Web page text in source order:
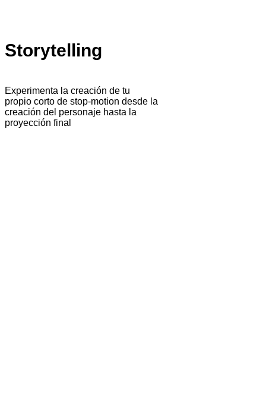
Storytelling
Experimenta la creación de tu
propio corto de stop-motion desde la
creación del personaje hasta la
proyección final